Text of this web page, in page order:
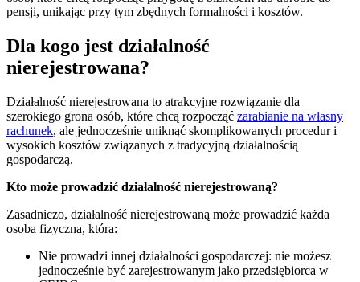
pensji, unikając przy tym zbędnych formalności i kosztów.
Dla kogo jest działalność
nierejestrowana?
Działalność nierejestrowana to atrakcyjne rozwiązanie dla
szerokiego grona osób, które chcą rozpocząć zarabianie na własny
rachunek, ale jednocześnie uniknąć skomplikowanych procedur i
wysokich kosztów związanych z tradycyjną działalnością
gospodarczą.
Kto może prowadzić działalność nierejestrowaną?
Zasadniczo, działalność nierejestrowaną może prowadzić każda
osoba fizyczna, która:
Nie prowadzi innej działalności gospodarczej: nie możesz
jednocześnie być zarejestrowanym jako przedsiębiorca w